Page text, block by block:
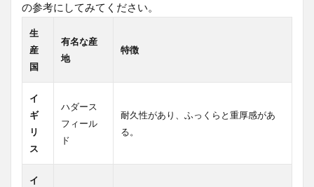
の参考にしてみてください。
生
産
国
有名な産
地
特徴
イ
ギ
リ
ス
ハダース
フィール
ド
耐久性があり、ふっくらと重厚感があ
る。
イ